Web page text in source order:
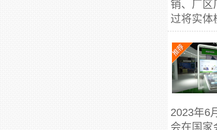
销、厂区
过将实体
2023年6
会在国家